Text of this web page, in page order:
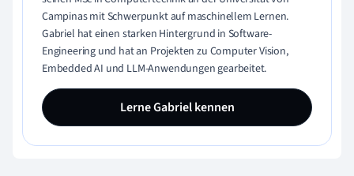
Campinas mit Schwerpunkt auf maschinellem Lernen.
Gabriel hat einen starken Hintergrund in Software-
Engineering und hat an Projekten zu Computer Vision,
Embedded AI und LLM-Anwendungen gearbeitet.
Lerne Gabriel kennen